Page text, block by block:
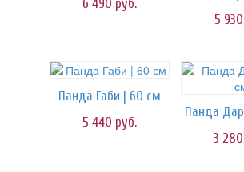
6 490 руб.
5 930
Панда Габи | 60 см
5 440 руб.
Панда
3 280